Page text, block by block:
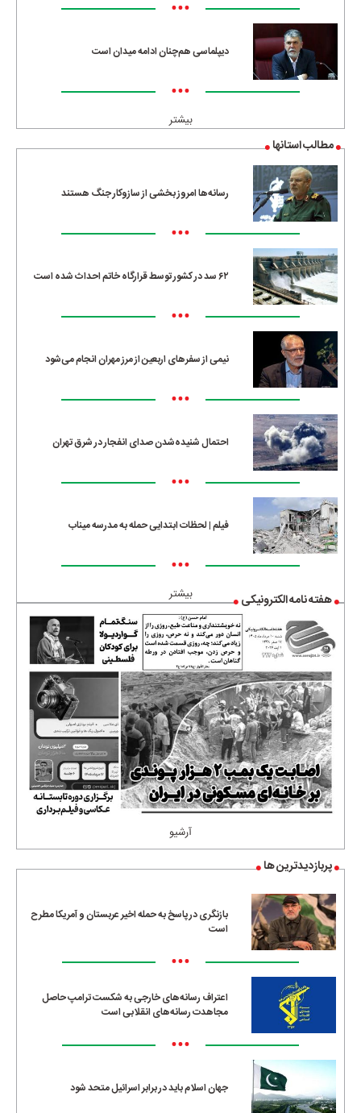
•••
دیپلماسی هم‌چنان ادامه میدان است
•••
بیشتر
مطالب استانها
رسانه‌ها امروز بخشی از سازوکار جنگ هستند
•••
۶۲ سد در کشور توسط قرارگاه خاتم احداث شده است
•••
نیمی از سفرهای اربعین از مرز مهران انجام می‌شود
•••
احتمال شنیده‌شدن صدای انفجار در شرق تهران
•••
فیلم | لحظات ابتدایی حمله به مدرسه میناب
•••
بیشتر هفته نامه الکترونیکی
آرشیو
پربازدیدترین ها
بازنگری در پاسخ به حمله اخیر عربستان و آمریکا مطرح
است
•••
اعتراف رسانه‌های خارجی به شکست ترامپ حاصل
مجاهدت رسانه‌های انقلابی است
•••
جهان اسلام باید در برابر اسرائیل متحد شود